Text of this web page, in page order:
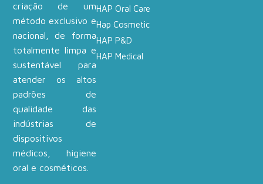
criação de um
método exclusivo e
nacional, de forma
totalmente limpa e
sustentável para
atender os altos
padrões de
qualidade das
indústrias de
dispositivos
médicos, higiene
oral e cosméticos.
HAP Oral Care
Hap Cosmetic
HAP P&D
HAP Medical